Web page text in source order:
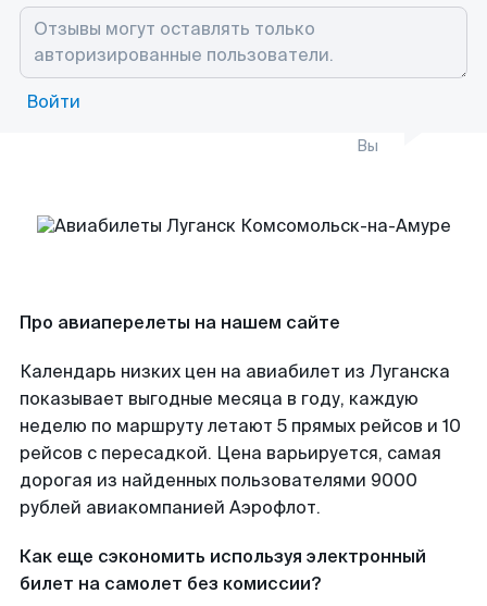
Войти
Вы
Про авиаперелеты на нашем сайте
Календарь низких цен на авиабилет из Луганска
показывает выгодные месяца в году, каждую
неделю по маршруту летают 5 прямых рейсов и 10
рейсов с пересадкой. Цена варьируется, самая
дорогая из найденных пользователями 9000
рублей авиакомпанией Аэрофлот.
Как еще сэкономить используя электронный
билет на самолет без комиссии?